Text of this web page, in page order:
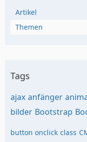
Artikel
Themen
Tags
ajax anfänger
bilder Bootstrap
button onclick class